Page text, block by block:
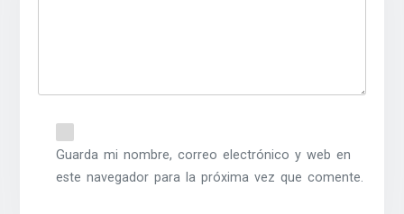
Guarda mi nombre, correo electrónico y web en
este navegador para la próxima vez que comente.